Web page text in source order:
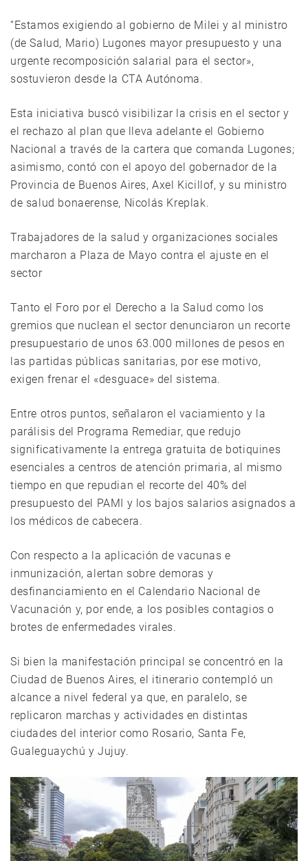
“Estamos exigiendo al gobierno de Milei y al ministro
(de Salud, Mario) Lugones mayor presupuesto y una
urgente recomposición salarial para el sector»,
sostuvieron desde la CTA Autónoma.
Esta iniciativa buscó visibilizar la crisis en el sector y
el rechazo al plan que lleva adelante el Gobierno
Nacional a través de la cartera que comanda Lugones;
asimismo, contó con el apoyo del gobernador de la
Provincia de Buenos Aires, Axel Kicillof, y su ministro
de salud bonaerense, Nicolás Kreplak.
Trabajadores de la salud y organizaciones sociales
marcharon a Plaza de Mayo contra el ajuste en el
sector
Tanto el Foro por el Derecho a la Salud como los
gremios que nuclean el sector denunciaron un recorte
presupuestario de unos 63.000 millones de pesos en
las partidas públicas sanitarias, por ese motivo,
exigen frenar el «desguace» del sistema.
Entre otros puntos, señalaron el vaciamiento y la
parálisis del Programa Remediar, que redujo
significativamente la entrega gratuita de botiquines
esenciales a centros de atención primaria, al mismo
tiempo en que repudian el recorte del 40% del
presupuesto del PAMI y los bajos salarios asignados a
los médicos de cabecera.
Con respecto a la aplicación de vacunas e
inmunización, alertan sobre demoras y
desfinanciamiento en el Calendario Nacional de
Vacunación y, por ende, a los posibles contagios o
brotes de enfermedades virales.
Si bien la manifestación principal se concentró en la
Ciudad de Buenos Aires, el itinerario contempló un
alcance a nivel federal ya que, en paralelo, se
replicaron marchas y actividades en distintas
ciudades del interior como Rosario, Santa Fe,
Gualeguaychú y Jujuy.